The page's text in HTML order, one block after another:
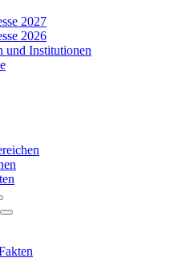
2027
2026
und Institutionen